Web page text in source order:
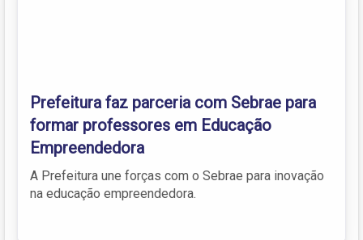
Prefeitura faz parceria com Sebrae para
formar professores em Educação
Empreendedora
A Prefeitura une forças com o Sebrae para inovação
na educação empreendedora.